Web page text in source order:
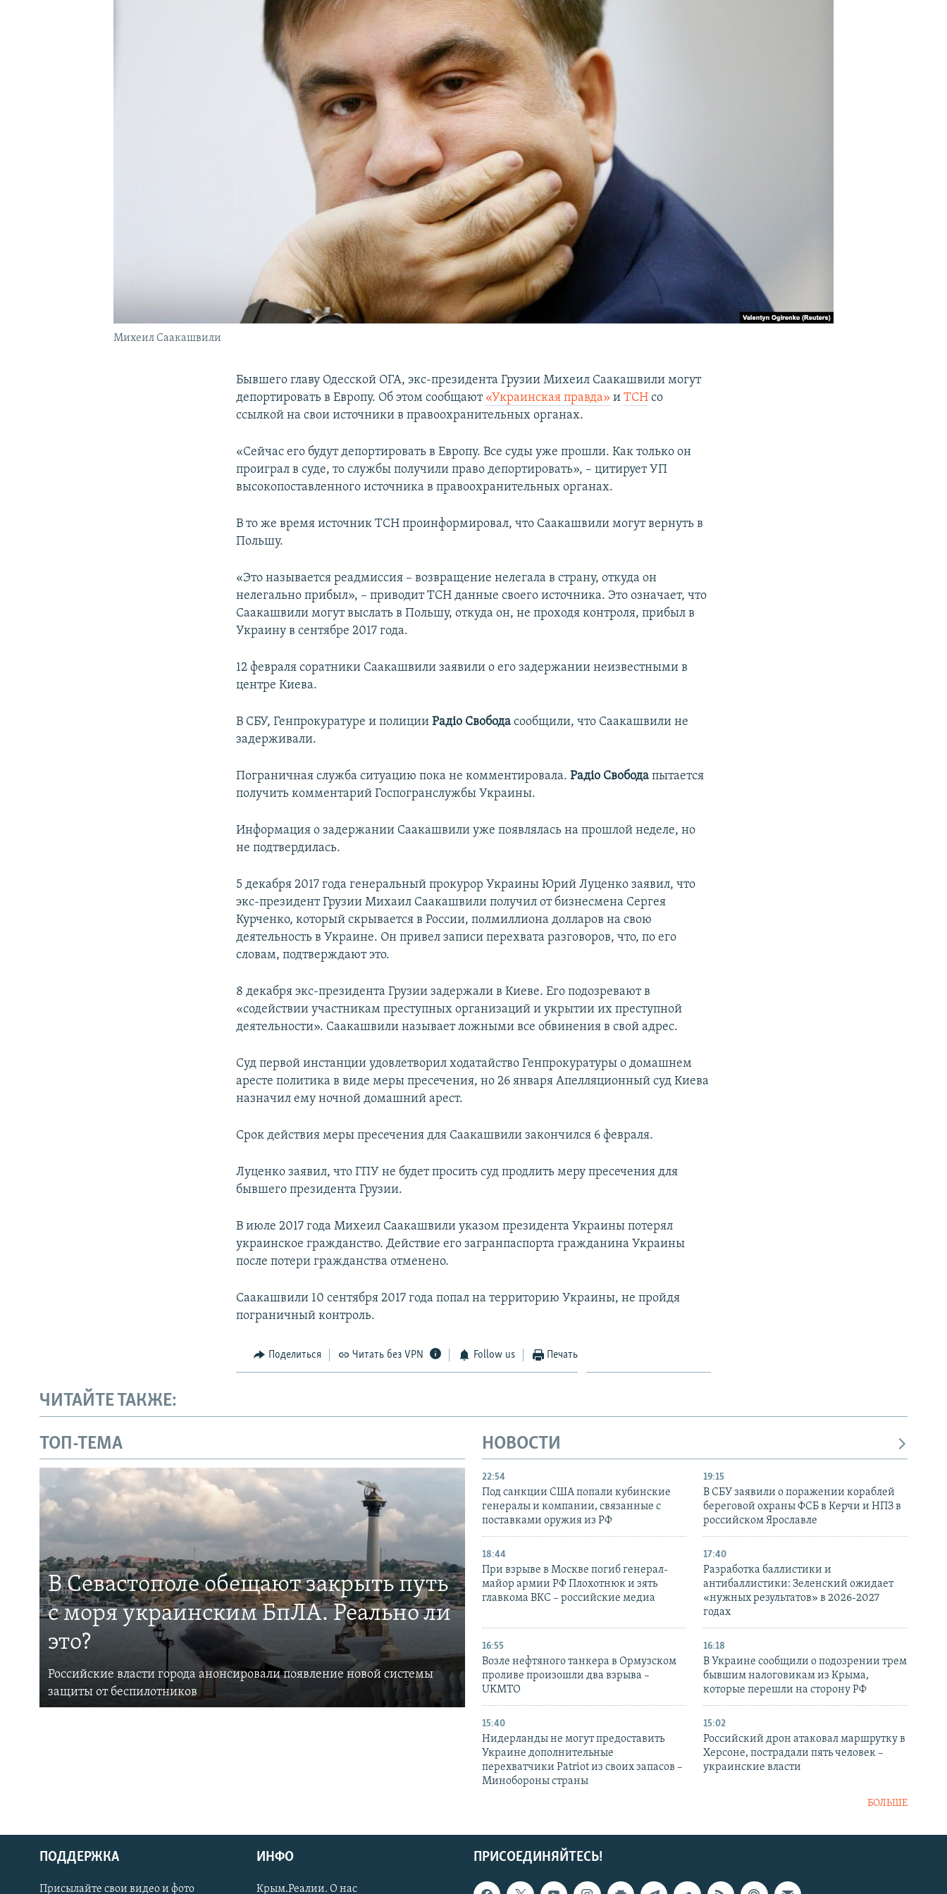
Українською
Михеил Саакашвили
Бывшего главу Одесской ОГА, экс-президента Грузии Михеил Саакашвили могут
депортировать в Европу. Об этом сообщают «Украинская правда» иТСН со
ссылкой на свои источники в правоохранительных органах.
«Сейчас его будут депортировать в Европу. Все суды уже прошли. Как только он
проиграл в суде, то службы получили право депортировать», – цитирует УП
высокопоставленного источника в правоохранительных органах.
В то же время источник ТСН проинформировал, что Саакашвили могут вернуть в
Польшу.
«Это называется реадмиссия – возвращение нелегала в страну, откуда он
нелегально прибыл», – приводит ТСН данные своего источника. Это означает, что
Саакашвили могут выслать в Польшу, откуда он, не проходя контроля, прибыл в
Украину в сентябре 2017 года.
12 февраля соратники Саакашвили заявили о его задержании неизвестными в
центре Киева.
В СБУ, Генпрокуратуре и полицииРадіо Свобода сообщили, что Саакашвили не
задерживали.
Пограничная служба ситуацию пока не комментировала.Радіо Свободапытается
получить комментарий Госпогранслужбы Украины.
Информация о задержании Саакашвили уже появлялась на прошлой неделе, но
не подтвердилась.
5 декабря 2017 года генеральный прокурор Украины Юрий Луценко заявил, что
экс-президент Грузии Михаил Саакашвили получил от бизнесмена Сергея
Курченко, который скрывается в России, полмиллиона долларов на свою
деятельность в Украине. Он привел записи перехвата разговоров, что, по его
словам, подтверждают это.
8 декабря экс-президента Грузии задержали в Киеве. Его подозревают в
«содействии участникам преступных организаций и укрытии их преступной
деятельности». Саакашвили называет ложными все обвинения в свой адрес.
Суд первой инстанции удовлетворил ходатайство Генпрокуратуры о домашнем
аресте политика в виде меры пресечения, но 26 января Апелляционный суд Киева
назначил ему ночной домашний арест.
Срок действия меры пресечения для Саакашвили закончился 6 февраля.
Луценко заявил, что ГПУ не будет просить суд продлить меру пресечения для
бывшего президента Грузии.
В июле 2017 года Михеил Саакашвили указом президента Украины потерял
украинское гражданство. Действие его загранпаспорта гражданина Украины
после потери гражданства отменено.
Саакашвили 10 сентября 2017 года попал на территорию Украины, не пройдя
пограничный контроль.
Поделиться Читать без VPN Follow us Печать
ЧИТАЙТЕ ТАКЖЕ:
ТОП-ТЕМА
В Севастополе обещают закрыть путь
с моря украинским БпЛА. Реально ли
это?
Российские власти города анонсировали появление новой системы
защиты от беспилотников
НОВОСТИ
22:54
Под санкции США попали кубинские
генералы и компании, связанные с
поставками оружия из РФ
19:15
В СБУ заявили о поражении кораблей
береговой охраны ФСБ в Керчи и НПЗ в
российском Ярославле
18:44
При взрыве в Москве погиб генерал-
майор армии РФ Плохотнюк и зять
главкома ВКС – российские медиа
17:40
Разработка баллистики и
антибаллистики: Зеленский ожидает
«нужных результатов» в 2026-2027
годах
16:55
Возле нефтяного танкера в Ормузском
проливе произошли два взрыва –
UKMTO
16:18
В Украине сообщили о подозрении трем
бывшим налоговикам из Крыма,
которые перешли на сторону РФ
15:40
Нидерланды не могут предоставить
Украине дополнительные
перехватчики Patriot из своих запасов –
Минобороны страны
15:02
Российский дрон атаковал маршрутку в
Херсоне, пострадали пять человек –
украинские власти
БОЛЬШЕ
ПРИСОЕДИНЯЙТЕСЬ!
ПОДДЕРЖКА
Присылайте свои видео и фото
ИНФО
Крым.Реалии. О нас